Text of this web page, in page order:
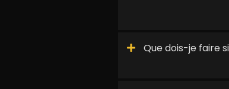
Que dois-je faire